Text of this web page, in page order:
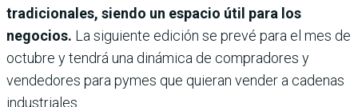
tradicionales, siendo un espacio útil para los
negocios. La siguiente edición se prevé para el mes de
octubre y tendrá una dinámica de compradores y
vendedores para pymes que quieran vender a cadenas
industriales.